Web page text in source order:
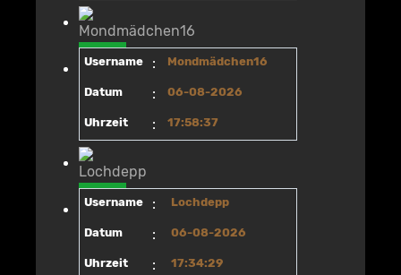
Username : Mondmädchen16
Datum : 06-08-2026
Uhrzeit : 17:58:37
Username : Lochdepp
Datum : 06-08-2026
Uhrzeit : 17:34:29